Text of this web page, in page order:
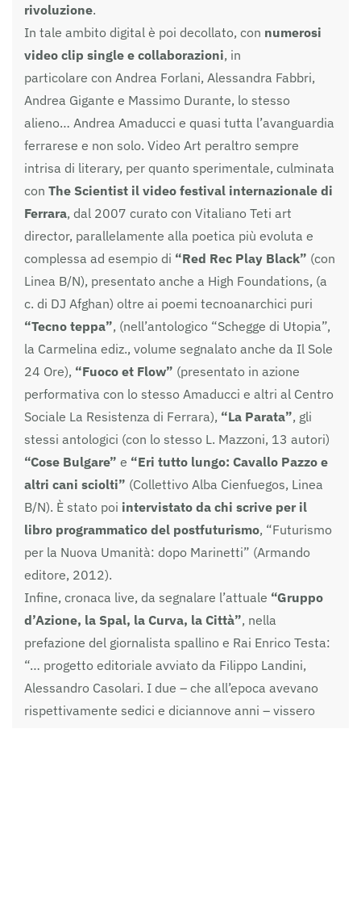
rivoluzione.
In tale ambito digital è poi decollato, con numerosi
video clip single e collaborazioni, in
particolare con Andrea Forlani, Alessandra Fabbri,
Andrea Gigante e Massimo Durante, lo stesso
alieno… Andrea Amaducci e quasi tutta l’avanguardia
ferrarese e non solo. Video Art peraltro sempre
intrisa di literary, per quanto sperimentale, culminata
con The Scientist il video festival internazionale di
Ferrara, dal 2007 curato con Vitaliano Teti art
director, parallelamente alla poetica più evoluta e
complessa ad esempio di “Red Rec Play Black” (con
Linea B/N), presentato anche a High Foundations, (a
c. di DJ Afghan) oltre ai poemi tecnoanarchici puri
“Tecno teppa”, (nell’antologico “Schegge di Utopia”,
la Carmelina ediz., volume segnalato anche da Il Sole
24 Ore), “Fuoco et Flow” (presentato in azione
performativa con lo stesso Amaducci e altri al Centro
Sociale La Resistenza di Ferrara), “La Parata”, gli
stessi antologici (con lo stesso L. Mazzoni, 13 autori)
“Cose Bulgare” e “Eri tutto lungo: Cavallo Pazzo e
altri cani sciolti” (Collettivo Alba Cienfuegos, Linea
B/N). È stato poi intervistato da chi scrive per il
libro programmatico del postfuturismo, “Futurismo
per la Nuova Umanità: dopo Marinetti” (Armando
editore, 2012).
Infine, cronaca live, da segnalare l’attuale “Gruppo
d’Azione, la Spal, la Curva, la Città”, nella
prefazione del giornalista spallino e Rai Enrico Testa:
“… progetto editoriale avviato da Filippo Landini,
Alessandro Casolari. I due – che all’epoca avevano
rispettivamente sedici e diciannove anni – vissero